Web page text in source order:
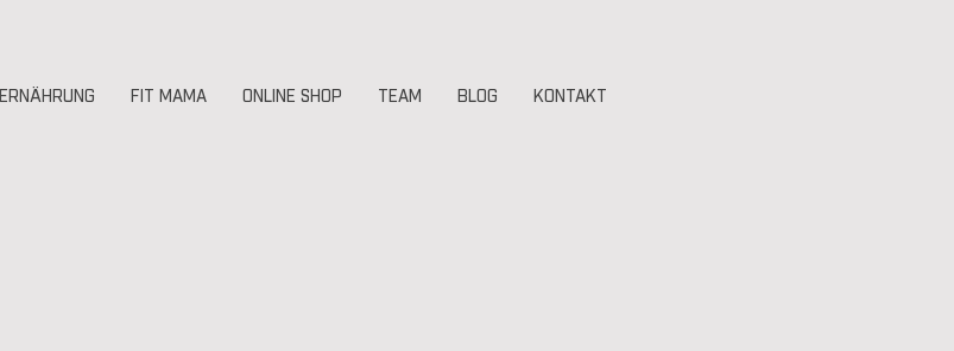
ERNÄHRUNG FIT MAMA ONLINE SHOP TEAM BLOG KONTAKT